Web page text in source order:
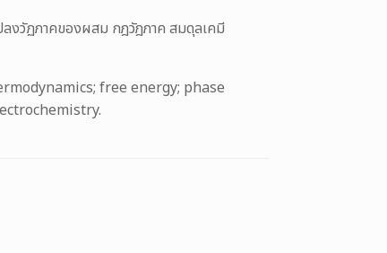
งวัฏภาคของผสม กฎวัฎภาค สมดุลเคมี
free energy; phase